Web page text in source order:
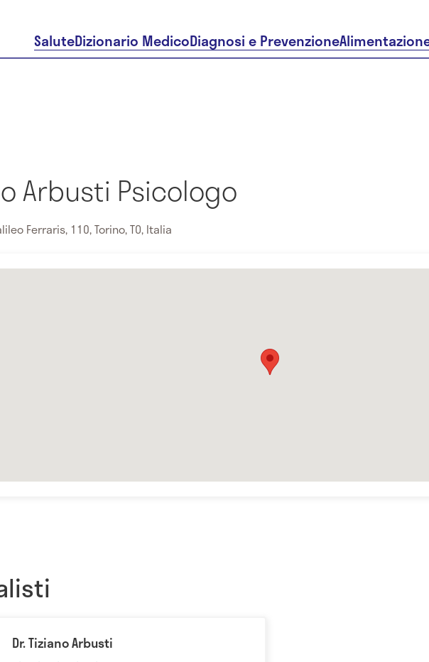
SaluteDizionario MedicoDiagnosi e Prevenzione
Arbusti Psicologo
Ferraris, 110, Torino, TO, Italia
Dr. Tiziano Arbusti